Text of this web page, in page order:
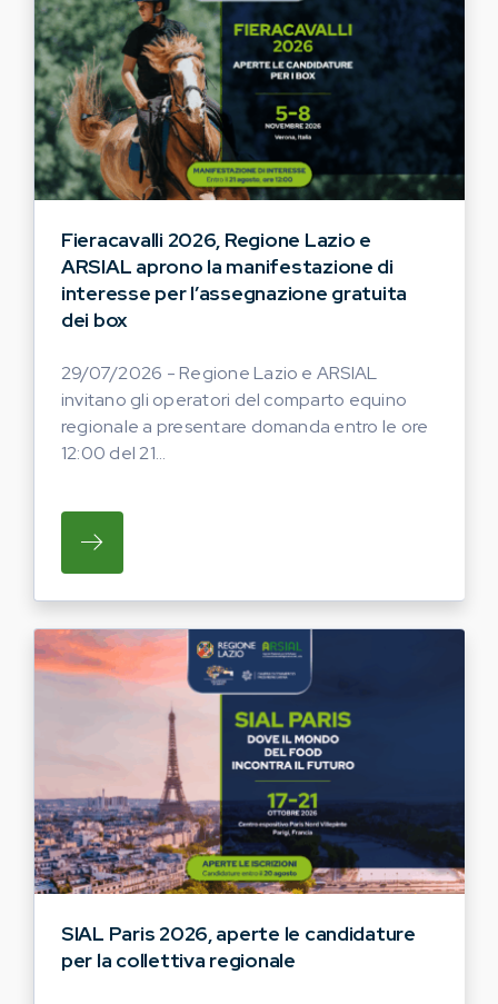
Fieracavalli 2026, Regione Lazio e
ARSIAL aprono la manifestazione di
interesse per l’assegnazione gratuita
dei box
29/07/2026 - Regione Lazio e ARSIAL
invitano gli operatori del comparto equino
regionale a presentare domanda entro le ore
12:00 del 21...
SU REGIONE LAZIO E ARSIAL INVITANO
SIAL Paris 2026, aperte le candidature
per la collettiva regionale